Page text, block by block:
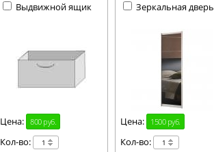
Выдвижной ящик
Цена: 800 руб.
Кол-во:
Зеркальная дверь
Цена: 1500 руб.
Кол-во: